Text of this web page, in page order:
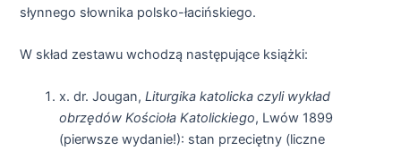
słynnego słownika polsko-łacińskiego.
W skład zestawu wchodzą następujące książki:
x. dr. Jougan,Liturgika katolicka czyli wykład
obrzędów Kościoła Katolickiego, Lwów 1899
(pierwsze wydanie!): stan przeciętny (liczne